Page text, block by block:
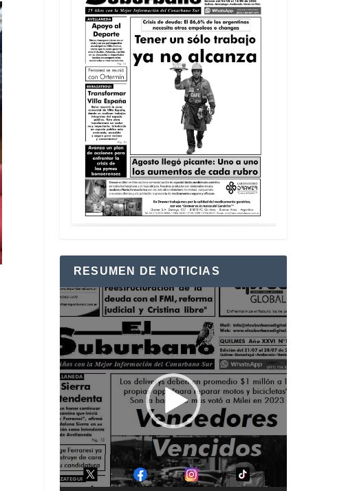
RESUMEN DE NOTICIAS
Reproductor
de
vídeo